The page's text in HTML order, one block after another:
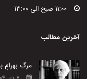
۱۱:۰۰ صبح الی ۱۳:۰۰
آخرین مطالب
مرگِ